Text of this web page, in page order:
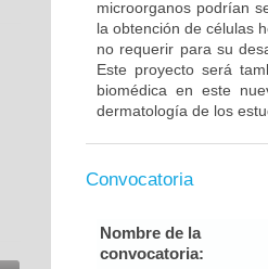
microorganos podrían
la obtención de células
no requerir para su
Este proyecto será
biomédica en este
dermatología de los
Convocatoria
Nombre de la
convocatoria: